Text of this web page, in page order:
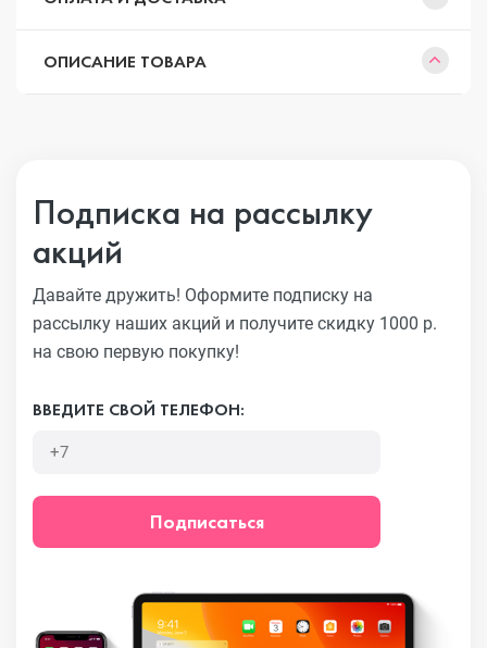
ОПИСАНИЕ ТОВАРА
Подписка на рассылку
акций
Давайте дружить! Оформите подписку на
рассылку наших акций и получите скидку 1000 р.
на свою первую покупку!
ВВЕДИТЕ СВОЙ ТЕЛЕФОН:
Подписаться